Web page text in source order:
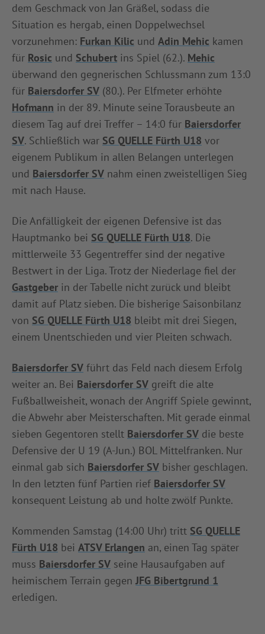
dem Geschmack von Jan Gräßel, sodass die
Situation es hergab, einen Doppelwechsel
vorzunehmen: Furkan Kilic und Adin Mehic kamen
für Rosic und Schubert ins Spiel (62.). Mehic
überwand den gegnerischen Schlussmann zum 13:0
für Baiersdorfer SV (80.). Per Elfmeter erhöhte
Hofmann in der 89. Minute seine Torausbeute an
diesem Tag auf drei Treffer – 14:0 für Baiersdorfer
SV. Schließlich war SG QUELLE Fürth U18 vor
eigenem Publikum in allen Belangen unterlegen
und Baiersdorfer SV nahm einen zweistelligen Sieg
mit nach Hause.
Die Anfälligkeit der eigenen Defensive ist das
Hauptmanko bei SG QUELLE Fürth U18. Die
mittlerweile 33 Gegentreffer sind der negative
Bestwert in der Liga. Trotz der Niederlage fiel der
Gastgeber in der Tabelle nicht zurück und bleibt
damit auf Platz sieben. Die bisherige Saisonbilanz
von SG QUELLE Fürth U18 bleibt mit drei Siegen,
einem Unentschieden und vier Pleiten schwach.
Baiersdorfer SV führt das Feld nach diesem Erfolg
weiter an. Bei Baiersdorfer SV greift die alte
Fußballweisheit, wonach der Angriff Spiele gewinnt,
die Abwehr aber Meisterschaften. Mit gerade einmal
sieben Gegentoren stellt Baiersdorfer SV die beste
Defensive der U 19 (A-Jun.) BOL Mittelfranken. Nur
einmal gab sich Baiersdorfer SV bisher geschlagen.
In den letzten fünf Partien rief Baiersdorfer SV
konsequent Leistung ab und holte zwölf Punkte.
Kommenden Samstag (14:00 Uhr) tritt SG QUELLE
Fürth U18 bei ATSV Erlangen an, einen Tag später
muss Baiersdorfer SV seine Hausaufgaben auf
heimischem Terrain gegen JFG Bibertgrund 1
erledigen.